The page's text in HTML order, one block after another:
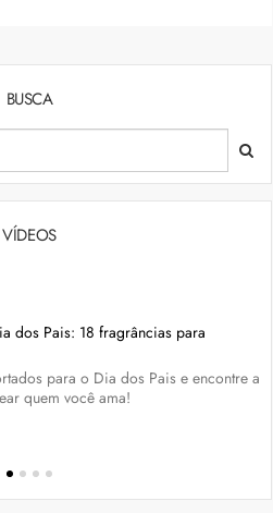
BUSCA
VÍDEOS
dos Pais: 18 fragrâncias para
para o Dia dos Pais e encontre a
quem você ama!